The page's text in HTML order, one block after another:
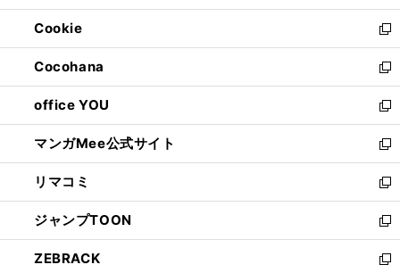
開
く
ウ
で
開
く
ン
ド
ウ
で
開
く
ウ
ィ
ン
ド
ウ
で
開
く
Cookie
新
し
い
ウ
ィ
ン
ド
ウ
で
開
く
Cocohana
新
し
い
ウ
ィ
ン
ド
ウ
で
開
く
office YOU
新
し
い
ウ
ィ
ン
ド
ウ
で
マンガMee公式サイト
新
し
い
ウ
ィ
ン
ド
リマコミ
新
し
い
ウ
ィ
ジャンプTOON
新
し
い
ZEBRACK
新